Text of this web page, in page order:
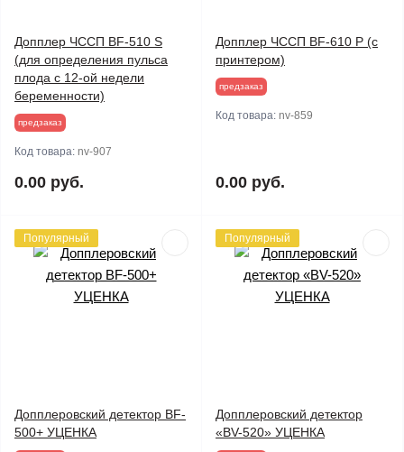
Допплер ЧССП BF-510 S
(для определения пульса
плода с 12-ой недели
беременности)
предзаказ
Код товара: nv-907
0.00 руб.
Допплер ЧССП BF-610 P (с
принтером)
предзаказ
Код товара: nv-859
0.00 руб.
Популярный
Допплеровский детектор BF-
500+ УЦЕНКА
Популярный
Допплеровский детектор
«BV-520» УЦЕНКА